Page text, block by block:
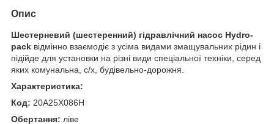
Опис
Шестерневий (шестеренний) гідравлічний насос Hydro-
pack відмінно взаємодіє з усіма видами змащувальних рідин і
підійде для установки на різні види спеціальної техніки, серед
яких комунальна, с/х, будівельно-дорожня.
Характеристика:
Код: 20A25X086H
Обертання: ліве